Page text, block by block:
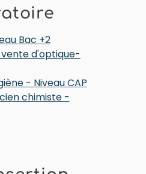
Bac +2
d'optique-
- Niveau CAP
chimiste -